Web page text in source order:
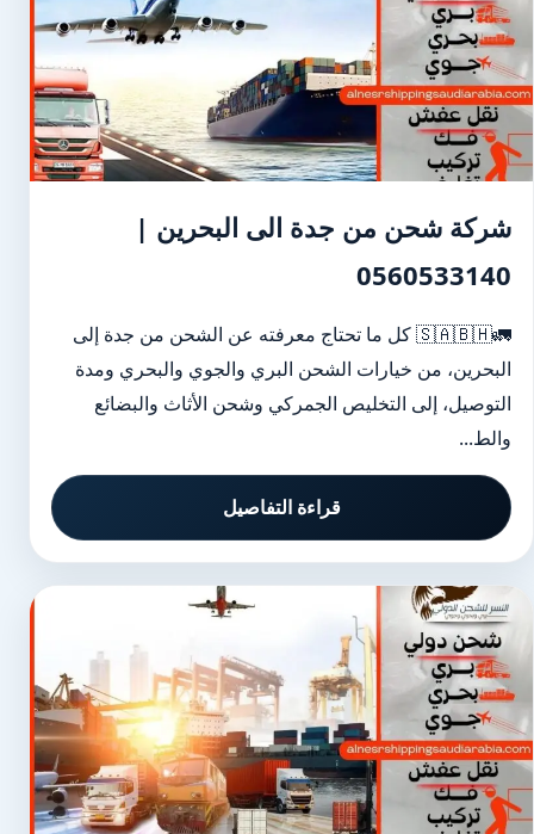
شركة شحن من جدة الى البحرين |
0560533140
🚛🇸🇦🇧🇭 كل ما تحتاج معرفته عن الشحن من جدة إلى
البحرين، من خيارات الشحن البري والجوي والبحري ومدة
التوصيل، إلى التخليص الجمركي وشحن الأثاث والبضائع
والط...
قراءة التفاصيل